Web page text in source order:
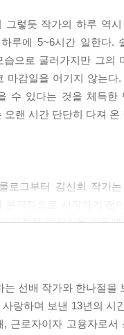
끝 문장」 중에서
반가웠음에도 무슨 글
나? 요즘 매일 집에만 처
, 그 안에는 내가 보내
이렇게 살고 있는데요,
그렇듯 작가의 하루 역
하루에 5~6시간 일한
습으로 굴러가지만 그
마감일을 어기지 않는
수 있다는 것을 체득한
오랜 시간 단단히 다져 온
로그부터 김신회 작가
. 시작을 망설이는 이들
속하기 위해 몸을 단련
진심
는 선배 작가와 한나절
랑하며 보낸 13년의 시
, 근로자이자 고용자로